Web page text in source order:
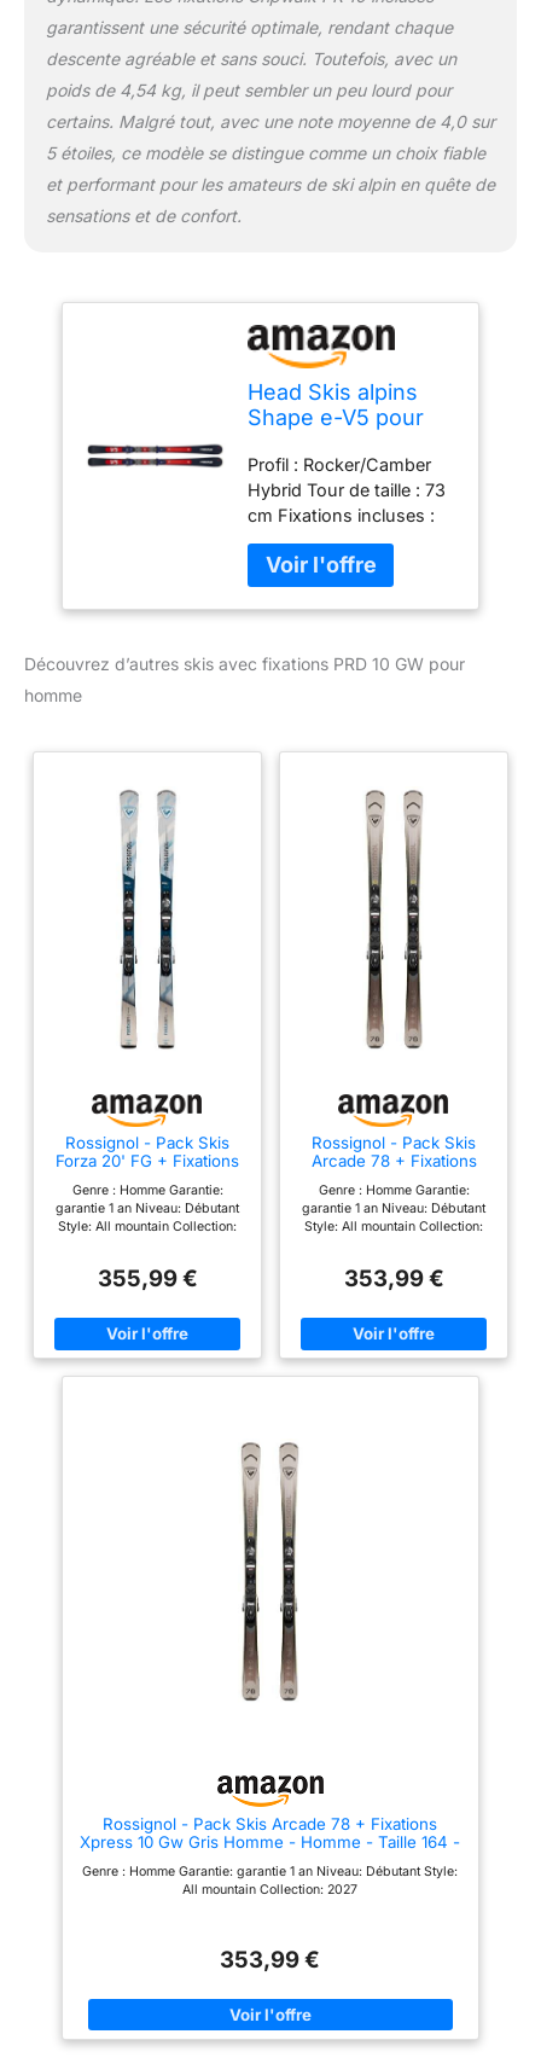
garantissent une sécurité optimale, rendant chaque
descente agréable et sans souci. Toutefois, avec un
poids de 4,54 kg, il peut sembler un peu lourd pour
certains. Malgré tout, avec une note moyenne de 4,0 sur
5 étoiles, ce modèle se distingue comme un choix fiable
et performant pour les amateurs de ski alpin en quête de
sensations et de confort.
Head Skis alpins
Shape e-V5 pour
Profil : Rocker/Camber
Hybrid Tour de taille : 73
cm Fixations incluses :
Découvrez d’autres skis avec fixations PRD 10 GW pour
homme
Rossignol - Pack Skis
Forza 20' FG + Fixations
Homme - Homme - Taille
156 - Blanc
Genre : Homme Garantie:
garantie 1 an Niveau: Débutant
Style: All mountain Collection:
355,99 €
Rossignol - Pack Skis
Arcade 78 + Fixations
Homme - Homme - Taille
156 - Gris
Genre : Homme Garantie:
garantie 1 an Niveau: Débutant
Style: All mountain Collection:
353,99 €
Rossignol - Pack Skis Arcade 78 + Fixations
Xpress 10 Gw Gris Homme - Homme - Taille 164 -
Genre : Homme Garantie: garantie 1 an Niveau: Débutant Style:
All mountain Collection: 2027
353,99 €